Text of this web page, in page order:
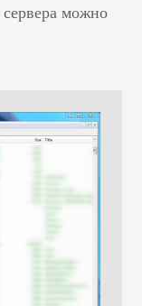
сервера можно